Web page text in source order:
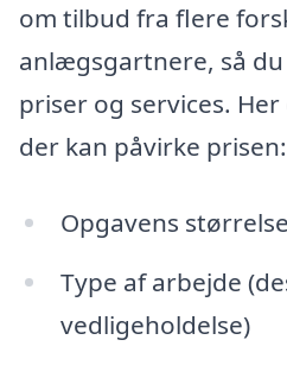
om tilbud fra flere
anlægsgartnere, så
priser og services.
der kan påvirke prisen:
Opgavens
Type af arbejde
vedligeholdelse)